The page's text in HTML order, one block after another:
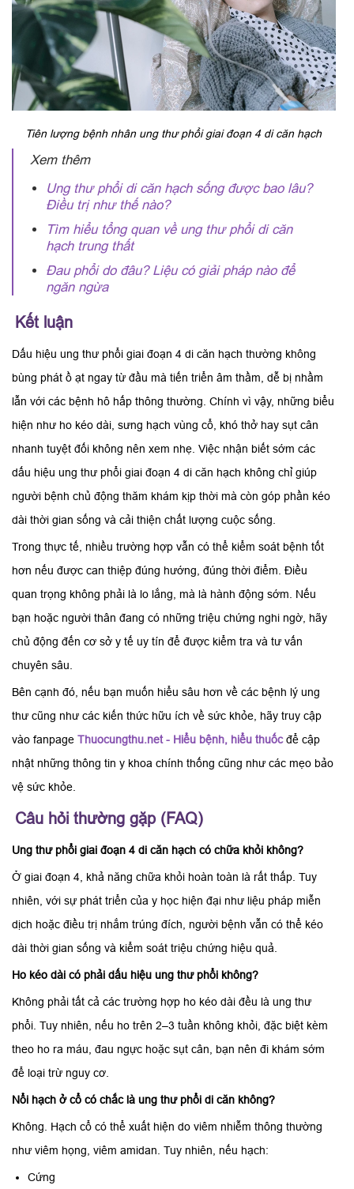
Tiên lượng bệnh nhân ung thư phổi giai đoạn 4 di căn hạch
Xem thêm
Ung thư phổi di căn hạch sống được bao lâu?
Điều trị như thế nào?
Tìm hiểu tổng quan về ung thư phổi di căn
hạch trung thất
Đau phổi do đâu? Liệu có giải pháp nào để
ngăn ngừa
Kết luận
Dấu hiệu ung thư phổi giai đoạn 4 di căn hạch thường không
bùng phát ồ ạt ngay từ đầu mà tiến triển âm thầm, dễ bị nhầm
lẫn với các bệnh hô hấp thông thường. Chính vì vậy, những biểu
hiện như ho kéo dài, sưng hạch vùng cổ, khó thở hay sụt cân
nhanh tuyệt đối không nên xem nhẹ. Việc nhận biết sớm các
dấu hiệu ung thư phổi giai đoạn 4 di căn hạch không chỉ giúp
người bệnh chủ động thăm khám kịp thời mà còn góp phần kéo
dài thời gian sống và cải thiện chất lượng cuộc sống.
Trong thực tế, nhiều trường hợp vẫn có thể kiểm soát bệnh tốt
hơn nếu được can thiệp đúng hướng, đúng thời điểm. Điều
quan trọng không phải là lo lắng, mà là hành động sớm. Nếu
bạn hoặc người thân đang có những triệu chứng nghi ngờ, hãy
chủ động đến cơ sở y tế uy tín để được kiểm tra và tư vấn
chuyên sâu.
Bên cạnh đó, nếu bạn muốn hiểu sâu hơn về các bệnh lý ung
thư cũng như các kiến thức hữu ích về sức khỏe, hãy truy cập
vào fanpage Thuocungthu.net - Hiểu bệnh, hiểu thuốcđể cập
nhật những thông tin y khoa chính thống cũng như các mẹo bảo
vệ sức khỏe.
Câu hỏi thường gặp (FAQ)
Ung thư phổi giai đoạn 4 di căn hạch có chữa khỏi không?
Ở giai đoạn 4, khả năng chữa khỏi hoàn toàn là rất thấp. Tuy
nhiên, với sự phát triển của y học hiện đại như liệu pháp miễn
dịch hoặc điều trị nhắm trúng đích, người bệnh vẫn có thể kéo
dài thời gian sống và kiểm soát triệu chứng hiệu quả.
Ho kéo dài có phải dấu hiệu ung thư phổi không?
Không phải tất cả các trường hợp ho kéo dài đều là ung thư
phổi. Tuy nhiên, nếu ho trên 2–3 tuần không khỏi, đặc biệt kèm
theo ho ra máu, đau ngực hoặc sụt cân, bạn nên đi khám sớm
để loại trừ nguy cơ.
Nổi hạch ở cổ có chắc là ung thư phổi di căn không?
Không. Hạch cổ có thể xuất hiện do viêm nhiễm thông thường
như viêm họng, viêm amidan. Tuy nhiên, nếu hạch:
Cứng